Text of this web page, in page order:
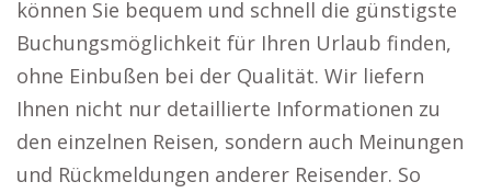
können Sie bequem und schnell die günstigste
Buchungsmöglichkeit für Ihren Urlaub finden,
ohne Einbußen bei der Qualität. Wir liefern
Ihnen nicht nur detaillierte Informationen zu
den einzelnen Reisen, sondern auch Meinungen
und Rückmeldungen anderer Reisender. So